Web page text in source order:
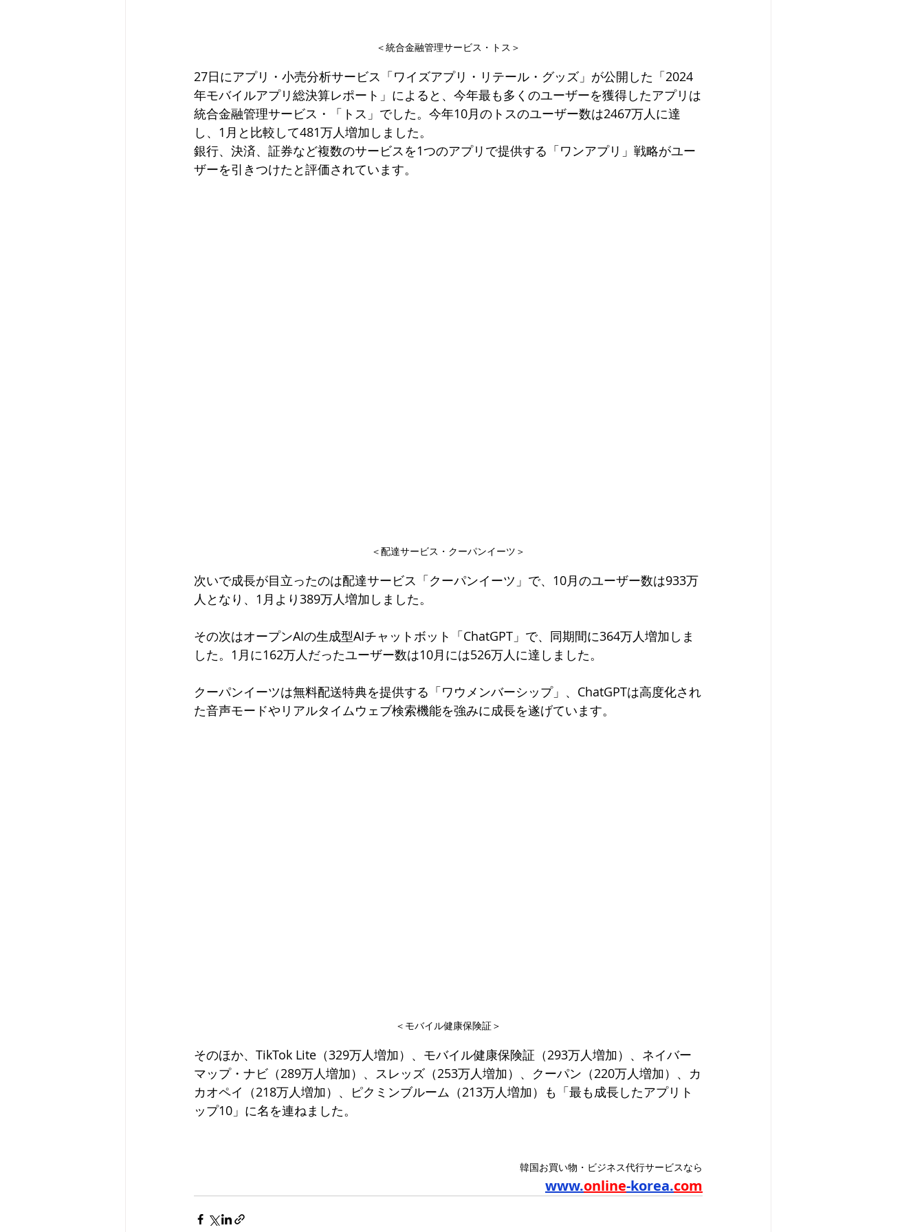
＜統合金融管理サービス・トス＞
27日にアプリ・小売分析サービス「ワイズアプリ・リテール・グッズ」が公開した「2024
年モバイルアプリ総決算レポート」によると、今年最も多くのユーザーを獲得したアプリは
統合金融管理サービス・「トス」でした。今年10月のトスのユーザー数は2467万人に達
し、1月と比較して481万人増加しました。
銀行、決済、証券など複数のサービスを1つのアプリで提供する「ワンアプリ」戦略がユー
ザーを引きつけたと評価されています。
＜配達サービス・クーパンイーツ＞
次いで成長が目立ったのは配達サービス「クーパンイーツ」で、10月のユーザー数は933万
人となり、1月より389万人増加しました。
その次はオープンAIの生成型AIチャットボット「ChatGPT」で、同期間に364万人増加しま
した。1月に162万人だったユーザー数は10月には526万人に達しました。
クーパンイーツは無料配送特典を提供する「ワウメンバーシップ」、ChatGPTは高度化され
た音声モードやリアルタイムウェブ検索機能を強みに成長を遂げています。
＜モバイル健康保険証＞
そのほか、TikTok Lite（329万人増加）、モバイル健康保険証（293万人増加）、ネイバー
マップ・ナビ（289万人増加）、スレッズ（253万人増加）、クーパン（220万人増加）、カ
カオペイ（218万人増加）、ピクミンブルーム（213万人増加）も「最も成長したアプリト
ップ10」に名を連ねました。
韓国お買い物・ビジネス代行サービスなら
www.online-korea.com